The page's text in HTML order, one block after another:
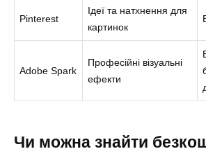
Pinterest
Ідеї та натхнення для
картинок
Adobe Spark
Професійні візуальні
ефекти
Чи можна знайти